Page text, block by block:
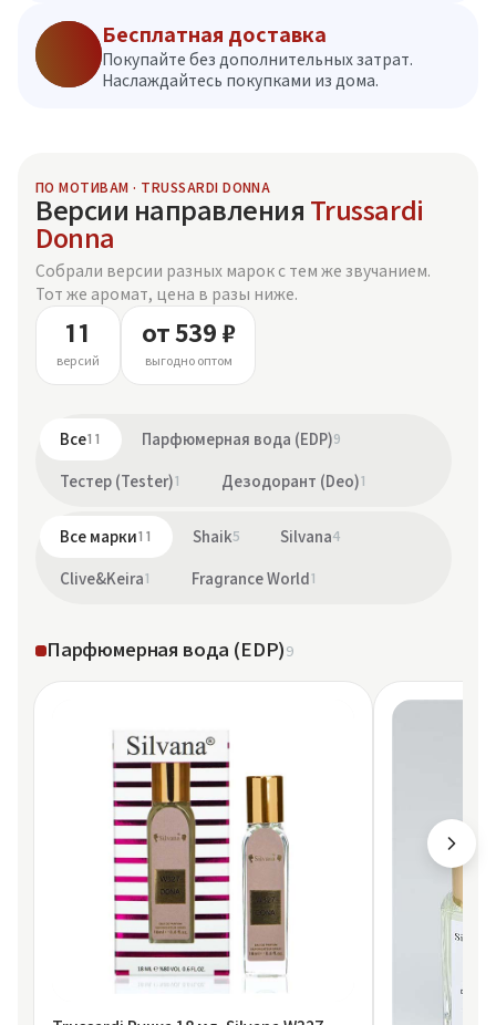
Бесплатная доставка
Покупайте без дополнительных затрат.
Наслаждайтесь покупками из дома.
ПО МОТИВАМ · TRUSSARDI DONNA
Версии направления Trussardi
Donna
Собрали версии разных марок с тем же звучанием.
Тот же аромат, цена в разы ниже.
11
версий
от 539 ₽
выгодно оптом
Все11 Парфюмерная вода (EDP)9
Тестер (Tester)1 Дезодорант (Deo)1
Все марки11 Shaik5 Silvana4
Clive&Keira1 Fragrance World 1
Парфюмерная вода (EDP)9